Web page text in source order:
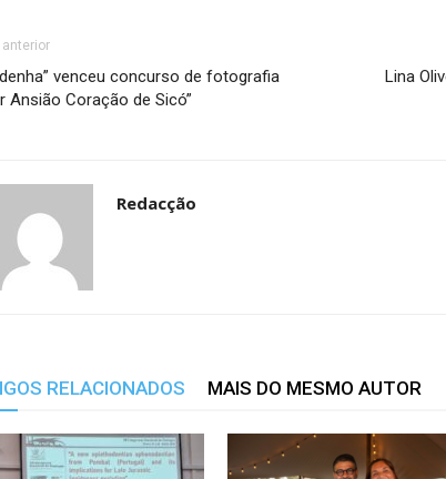
anterior
venceu concurso de fotografia
Ansião Coração de Sicó”
Lina
Redacção
RELACIONADOS MAIS DO MESMO AUTOR